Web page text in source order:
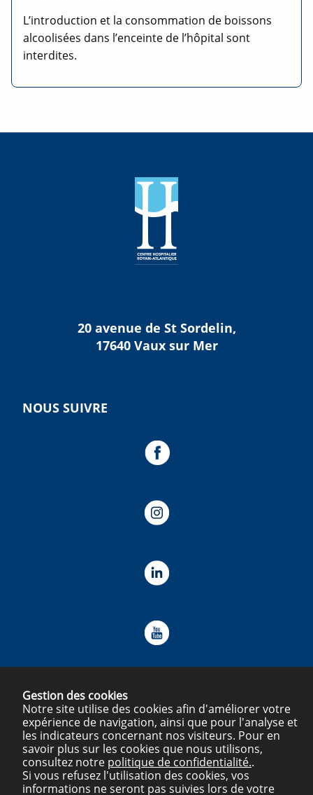
Gestion des cookies
Notre site utilise des cookies afin d'améliorer votre
expérience de navigation, ainsi que pour l'analyse et
les indicateurs concernant nos visiteurs. Pour en
savoir plus sur les cookies que nous utilisons,
consultez notre politique de confidentialité..
Si vous refusez l'utilisation des cookies, vos
informations ne seront pas suivies lors de votre
L’introduction et la consommation de boissons
alcoolisées dans l’enceinte de l’hôpital sont
interdites.
20 avenue de St Sordelin,
17640 Vaux sur Mer
NOUS SUIVRE
Mentions légales Plan du site Politique de confidentialité